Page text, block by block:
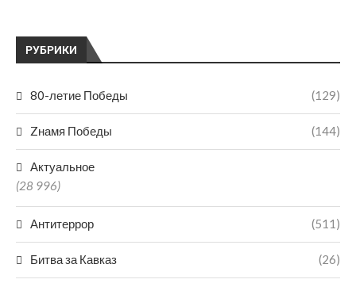
РУБРИКИ
80-летие Победы (129)
Zнамя Победы (144)
Актуальное
(28 996)
Антитеррор (511)
Битва за Кавказ (26)